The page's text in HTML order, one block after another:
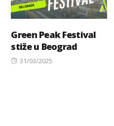
Green Peak Festival
stiže u Beograd
Posted
31/03/2025